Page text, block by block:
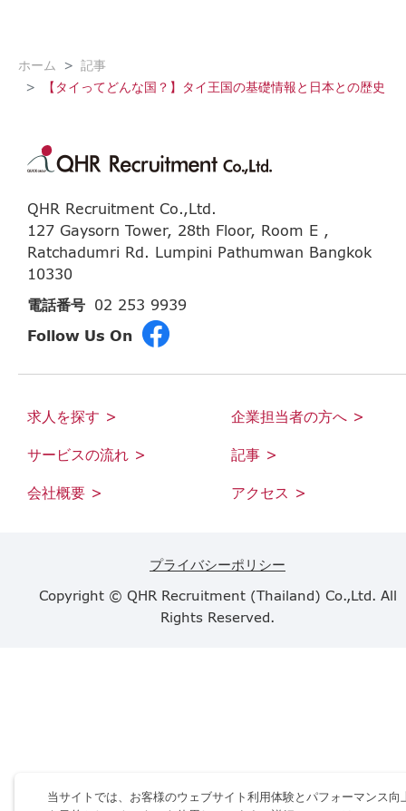
ホーム
記事
【タイってどんな国？】タイ王国の基礎情報と日本との歴史
QHR Recruitment Co.,Ltd.
127 Gaysorn Tower, 28th Floor, Room E ,
Ratchadumri Rd. Lumpini Pathumwan Bangkok
10330
電話番号 02 253 9939
Follow Us On
求人を探す > 企業担当者の方へ >
サービスの流れ > 記事 >
会社概要 > アクセス >
プライバシーポリシー
Copyright © QHR Recruitment (Thailand) Co.,Ltd. All
Rights Reserved.
当サイトでは、お客様のウェブサイト利用体験とパフォーマンス向